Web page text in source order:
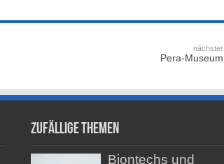
nächster
Pera-Museum
Zufällige Themen
Biontechs und